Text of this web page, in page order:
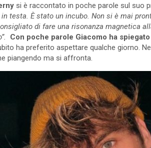
si è raccontato in poche parole sul suo
testa. È stato un incubo. Non si è mai
di fare una risonanza magnetica
Con poche parole Giacomo ha
ha preferito aspettare qualche giorno.
piangendo ma si affronta.